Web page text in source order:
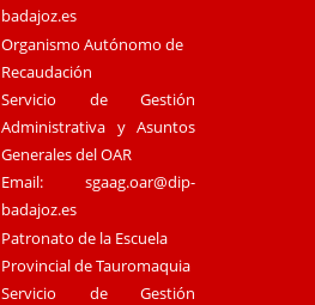
badajoz.es
Organismo Autónomo de
Recaudación
Servicio de Gestión
Administrativa y Asuntos
Generales del OAR
Email:sgaag.oar@dip-
badajoz.es
Patronato de la Escuela
Provincial de Tauromaquia
Servicio de Gestión